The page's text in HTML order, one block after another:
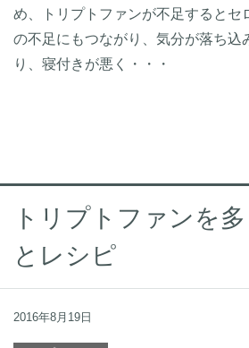
め、トリプトファンが不足するとセ
の不足にもつながり、気分が落ち込
り、寝付きが悪く・・・
トリプトファンを
とレシピ
2016年8月19日